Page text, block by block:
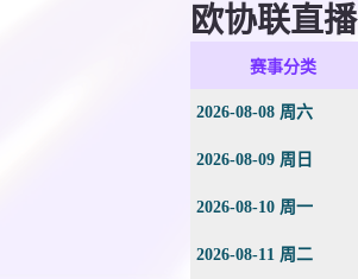
欧协联直播
赛事分类
2026-08-08 周六
2026-08-09 周日
2026-08-10 周一
2026-08-11 周二